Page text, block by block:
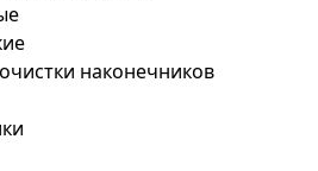
наконечников